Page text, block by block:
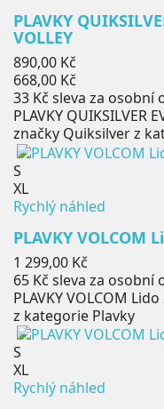
PLAVKY
VOLLEY
Běžná
cena
890,00 Kč
Cena
668,00 Kč
33 Kč sleva za osobní
PLAVKY QUIKSILVER
značky Quiksilver z
S
XL
Rychlý náhled
PLAVKY VOLCOM
Cena
1 299,00 Kč
65 Kč sleva za osobní
PLAVKY VOLCOM
z kategorie Plavky
S
XL
Rychlý náhled